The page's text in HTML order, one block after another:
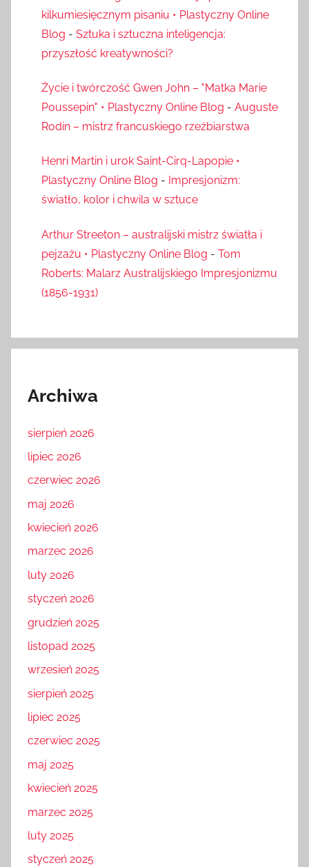
kilkumiesięcznym pisaniu • Plastyczny Online
Blog - Sztuka i sztuczna inteligencja:
przyszłość kreatywności?
Życie i twórczość Gwen John – "Matka Marie
Poussepin" • Plastyczny Online Blog - Auguste
Rodin – mistrz francuskiego rzeźbiarstwa
Henri Martin i urok Saint-Cirq-Lapopie •
Plastyczny Online Blog - Impresjonizm:
światło, kolor i chwila w sztuce
Arthur Streeton – australijski mistrz światła i
pejzażu • Plastyczny Online Blog - Tom
Roberts: Malarz Australijskiego Impresjonizmu
(1856-1931)
Archiwa
sierpień 2026
lipiec 2026
czerwiec 2026
maj 2026
kwiecień 2026
marzec 2026
luty 2026
styczeń 2026
grudzień 2025
listopad 2025
wrzesień 2025
sierpień 2025
lipiec 2025
czerwiec 2025
maj 2025
kwiecień 2025
marzec 2025
luty 2025
styczeń 2025